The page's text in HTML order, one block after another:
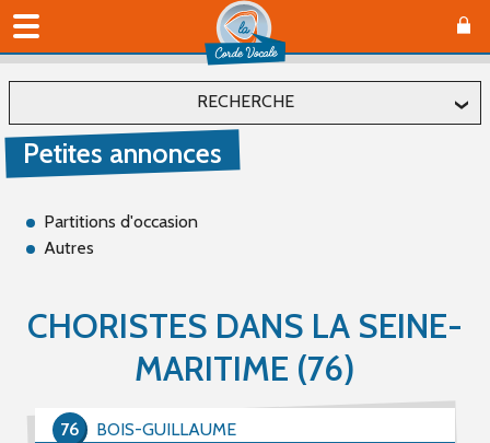
RECHERCHE
Localiser
Affiner
Recherche (2)
Petites annonces
Partitions d'occasion
Autres
CHORISTES DANS LA SEINE-
MARITIME (76)
BOIS-GUILLAUME
76